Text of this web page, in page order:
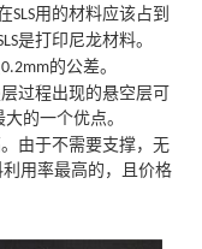
SLS用的材料应该占到
是打印尼龙材料。
0.2mm的公差。
过程出现的悬空层可
大的一个优点。
由于不需要支撑，无
用率最高的，且价格